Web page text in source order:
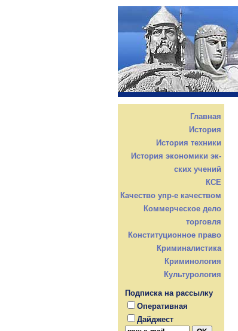
Главная
История
История техники
История экономики эк-
ских учений
КСЕ
Качество упр-е качеством
Коммерческое дело
торговля
Конституционное право
Криминалистика
Криминология
Культурология
Подписка на рассылку
Оперативная
Дайджест